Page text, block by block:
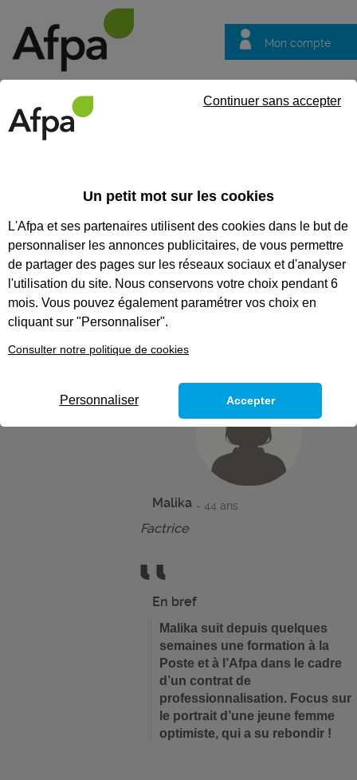
Mon compte
questions
Témoignage
Malika, 44 ans, en
alternance à la
Poste
Malika - 44 ans
Factrice
En bref
Malika suit depuis quelques
semaines une formation à la
Poste et à l’Afpa dans le cadre
d’un contrat de
professionnalisation. Focus sur
le portrait d’une jeune femme
optimiste, qui a su rebondir !
Un petit mot sur les cookies
L'Afpa et ses partenaires utilisent des cookies dans le but de
personnaliser les annonces publicitaires, de vous permettre
de partager des pages sur les réseaux sociaux et d'analyser
l'utilisation du site. Nous conservons votre choix pendant 6
mois. Vous pouvez également paramétrer vos choix en
cliquant sur "Personnaliser".
Consulter notre politique de cookies
Continuer sans accepter
Personnaliser Accepter